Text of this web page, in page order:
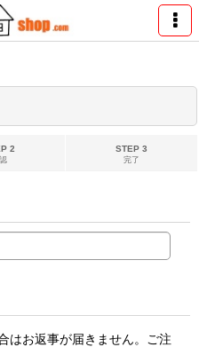
2
STEP 3
完了
はお返事が届きません。ご注